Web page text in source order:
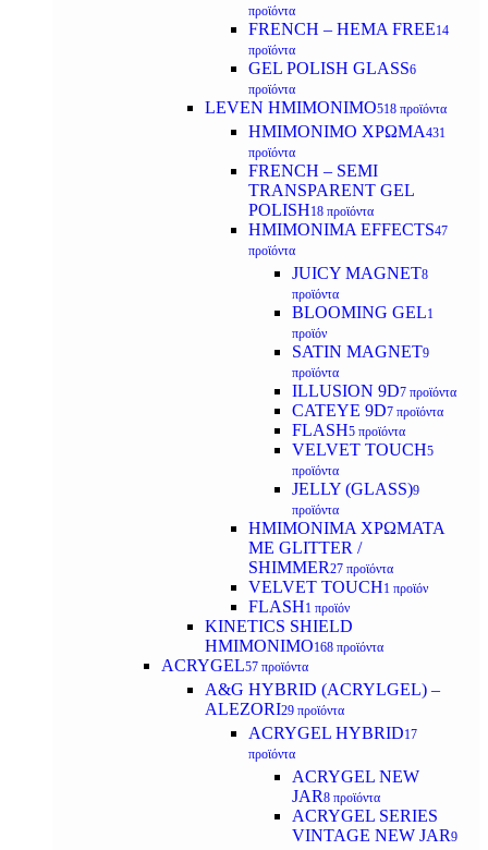
προϊόντα
FRENCH – HEMA FREE14
προϊόντα
GEL POLISH GLASS6
προϊόντα
LEVEN ΗΜΙΜΟΝΙΜΟ518 προϊόντα
ΗΜΙΜΟΝΙΜΟ ΧΡΩΜΑ431
προϊόντα
FRENCH – SEMI
TRANSPARENT GEL
POLISH18 προϊόντα
HMIMONIMA EFFECTS47
προϊόντα
JUICY MAGNET8
προϊόντα
BLOOMING GEL1
προϊόν
SATIN MAGNET9
προϊόντα
ILLUSION 9D7 προϊόντα
CATEYE 9D7 προϊόντα
FLASH5 προϊόντα
VELVET TOUCH5
προϊόντα
JELLY (GLASS)9
προϊόντα
ΗΜΙΜΟΝΙΜA ΧΡΩΜΑΤΑ
ΜΕ GLITTER /
SHIMMER27 προϊόντα
VELVET TOUCH1 προϊόν
FLASH1 προϊόν
KINETICS SHIELD
ΗΜΙΜΟΝΙΜΟ168 προϊόντα
ACRYGEL57 προϊόντα
A&G HYBRID (ACRYLGEL) –
ALEZORI29 προϊόντα
ACRYGEL HYBRID17
προϊόντα
ACRYGEL NEW
JAR8 προϊόντα
ACRYGEL SERIES
VINTAGE NEW JAR9